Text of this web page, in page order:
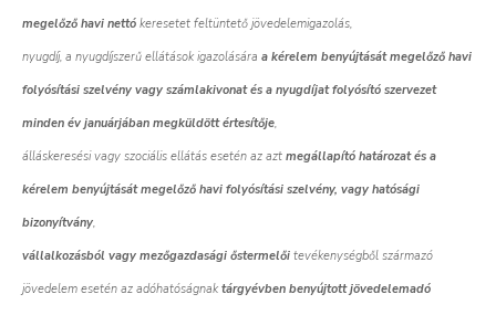
megelőző havi nettó keresetet feltüntető jövedelemigazolás,
nyugdíj, a nyugdíjszerű ellátások igazolására a kérelem benyújtását megelőző havi
folyósítási szelvény vagy számlakivonat és a nyugdíjat folyósító szervezet
minden év januárjában megküldött értesítője,
álláskeresési vagy szociális ellátás esetén az azt megállapító határozat és a
kérelem benyújtását megelőző havi folyósítási szelvény, vagy hatósági
bizonyítvány,
vállalkozásból vagy mezőgazdasági őstermelői tevékenységből származó
jövedelem esetén az adóhatóságnak tárgyévben benyújtott jövedelemadó